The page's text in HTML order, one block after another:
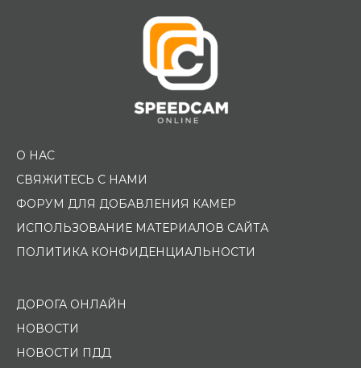
О НАС
СВЯЖИТЕСЬ С НАМИ
ФОРУМ ДЛЯ ДОБАВЛЕНИЯ КАМЕР
ИСПОЛЬЗОВАНИЕ МАТЕРИАЛОВ САЙТА
ПОЛИТИКА КОНФИДЕНЦИАЛЬНОСТИ
ДОРОГА ОНЛАЙН
НОВОСТИ
НОВОСТИ ПДД